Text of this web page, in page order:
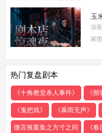
争
描
玉
深
家
热门复盘剧本
《十角教堂杀人事件》 《彻
《鬼把戏》 《暴雨无声》
微言推案集之方寸之间 《